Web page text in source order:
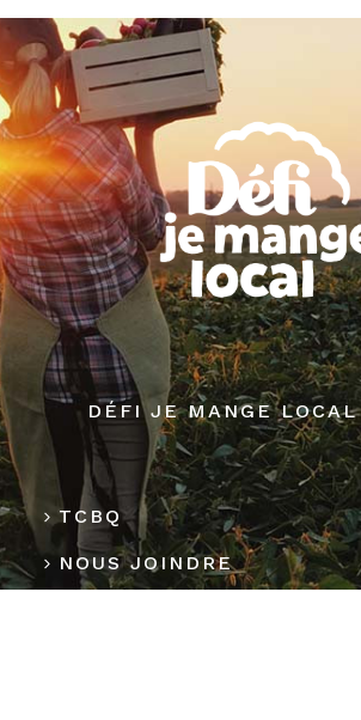
DÉFI JE MANGE
TCBQ
NOUS JOINDRE